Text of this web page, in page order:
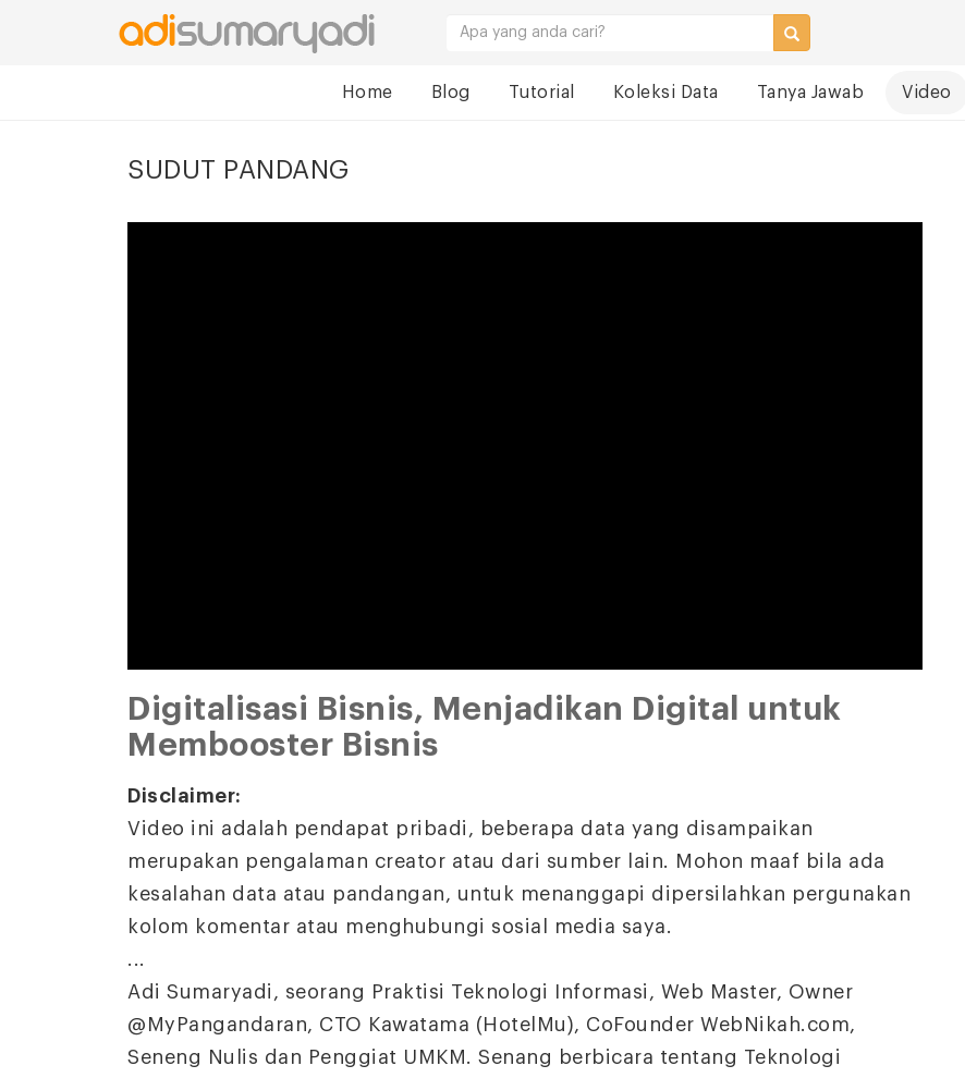
Home Blog Tutorial Koleksi Data Tanya Jawab Video
SUDUT PANDANG
Digitalisasi Bisnis, Menjadikan Digital untuk
Membooster Bisnis
Disclaimer:
Video ini adalah pendapat pribadi, beberapa data yang disampaikan
merupakan pengalaman creator atau dari sumber lain. Mohon maaf bila ada
kesalahan data atau pandangan, untuk menanggapi dipersilahkan pergunakan
kolom komentar atau menghubungi sosial media saya.
...
Adi Sumaryadi, seorang Praktisi Teknologi Informasi, Web Master, Owner
@MyPangandaran, CTO Kawatama (HotelMu), CoFounder WebNikah.com,
Seneng Nulis dan Penggiat UMKM. Senang berbicara tentang Teknologi